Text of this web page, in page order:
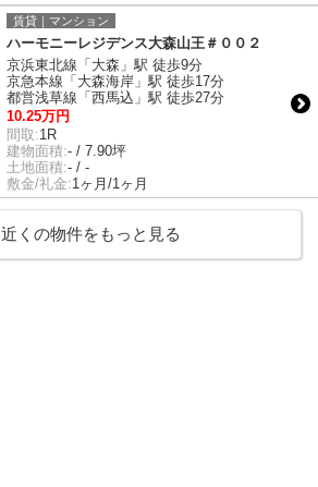
賃貸｜マンション
ハーモニーレジデンス大森山王＃００２
京浜東北線「大森」駅 徒歩9分
京急本線「大森海岸」駅 徒歩17分
都営浅草線「西馬込」駅 徒歩27分
10.25万円
間取:1R
建物面積:- / 7.90坪
土地面積:- / -
敷金/礼金:1ヶ月/1ヶ月
近くの物件をもっと見る